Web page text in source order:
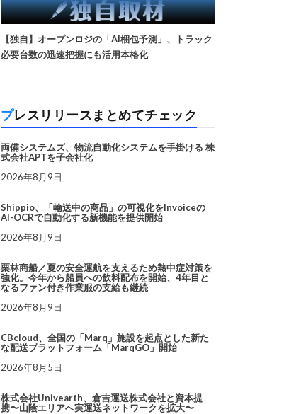
【独自】オープンロジの「AI梱包予測」、トラック
必要台数の迅速把握にも活用本格化
プレスリリースまとめてチェック
両備システムズ、物流自動化システムを手掛ける 株
式会社APTを子会社化
2026年8月9日
Shippio、「輸送中の商品」の可視化をInvoiceの
AI-OCRで自動化する新機能を提供開始
2026年8月9日
栗林商船／夏の安全運航を支えるため熱中症対策を
強化。今年から船員への飲料配布を開始、4年目と
なるファン付き作業服の支給も継続
2026年8月9日
CBcloud、全国の「Marq」施設を起点とした新た
な配送プラットフォーム「MarqGO」開始
2026年8月5日
株式会社Univearth、倉吉運送株式会社と資本提
携〜山陰エリアへ実運送ネットワークを拡大〜